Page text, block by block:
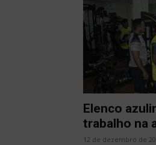
Elenco
trabalho na
12 de dezembro de